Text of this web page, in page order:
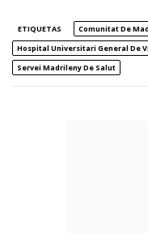
ETIQUETAS Comunitat De
Hospital Universitari General De
Servei Madrileny De Salut